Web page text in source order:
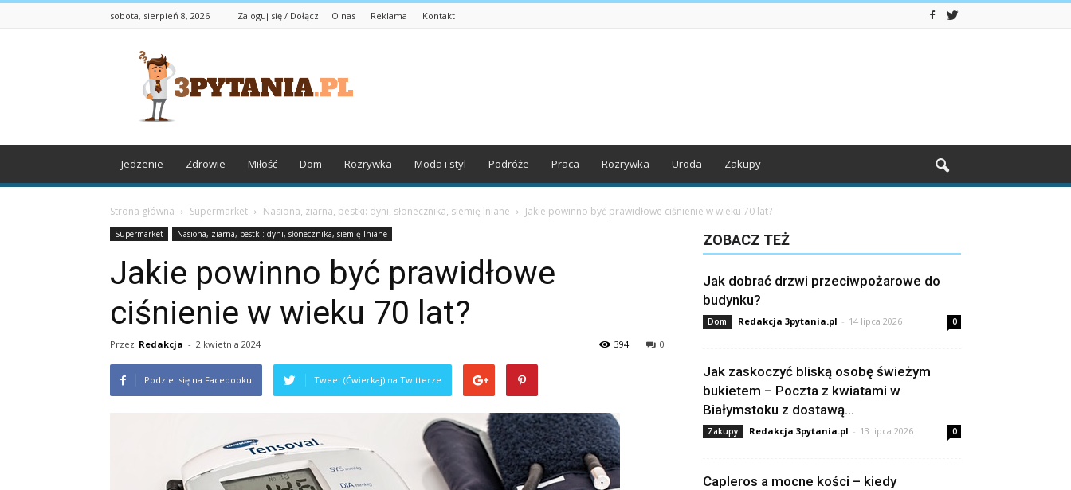
sobota, sierpień 8, 2026 Zaloguj się / Dołącz O nas Reklama Kontakt
3pytania.pl
Jedzenie Zdrowie Miłość Dom Rozrywka Moda i styl Podróże Praca Rozrywka Uroda Zakupy
Strona główna Supermarket Nasiona, ziarna, pestki: dyni, słonecznika, siemię lniane Jakie powinno być prawidłowe ciśnienie w wieku 70 lat?
Supermarket Nasiona, ziarna, pestki: dyni, słonecznika, siemię lniane
Jakie powinno być prawidłowe
ciśnienie w wieku 70 lat?
Przez Redakcja - 2 kwietnia 2024 0
394
Podziel się na Facebooku Tweet (Ćwierkaj) na Twitterze
ZOBACZ TEŻ
Jak dobrać drzwi przeciwpożarowe do
budynku?
Dom Redakcja 3pytania.pl - 14 lipca 2026 0
Jak zaskoczyć bliską osobę świeżym
bukietem – Poczta z kwiatami w
Białymstoku z dostawą...
Zakupy Redakcja 3pytania.pl - 13 lipca 2026 0
Capleros a mocne kości – kiedy